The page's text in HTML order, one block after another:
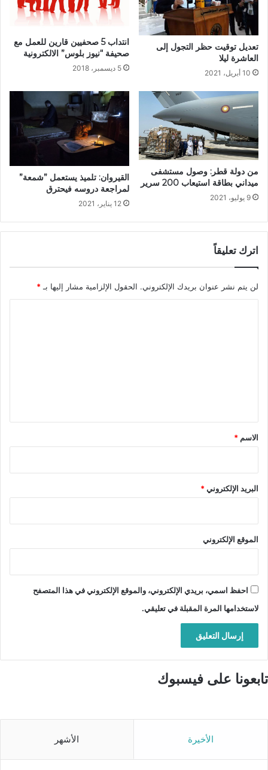
تعديل توقيت حظر التجول إلى
العاشرة ليلا
10 أبريل، 2021
انتداب 5 صحفيين قارين للعمل مع
صحيفة “نيوز بلوس” الالكترونية
5 ديسمبر، 2018
من دولة قطر: وصول مستشفى
ميداني بطاقة استيعاب 200 سرير
9 يوليو، 2021
القيروان: تلميذ يستعمل ”شمعة”
لمراجعة دروسه فيحترق
12 يناير، 2021
اترك تعليقاً
لن يتم نشر عنوان بريدك الإلكتروني. الحقول الإلزامية مشار إليها بـ *
*
الاسم *
البريد الإلكتروني*
الموقع الإلكتروني
احفظ اسمي، بريدي الإلكتروني، والموقع الإلكتروني في هذا المتصفح
لاستخدامها المرة المقبلة في تعليقي.
تابعونا على فيسبوك
الأخيرة الأشهر